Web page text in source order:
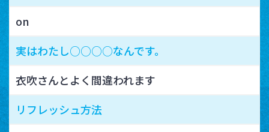
on
実はわたし○○○○なんです。
衣吹さんとよく間違われます
リフレッシュ方法